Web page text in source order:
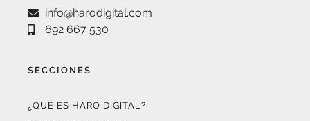
info@harodigital.com
692 667 530
SECCIONES
¿QUÉ ES HARO DIGITAL?